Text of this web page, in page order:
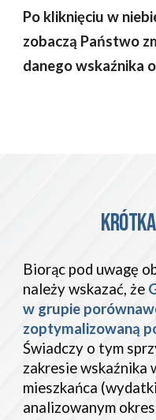
Po kliknięciu w
zobaczą Państwo
danego wskaźnika
Biorąc pod uwagę
należy wskazać, że
w grupie
zoptymalizowaną
Świadczy o tym
zakresie wskaźnika
mieszkańca
analizowanym